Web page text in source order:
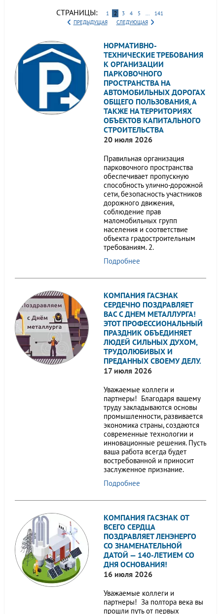
СТРАНИЦЫ: 1 2 3 4 5 ...
141
ПРЕДЫДУЩАЯ
СЛЕДУЮЩАЯ
НОРМАТИВНО-
ТЕХНИЧЕСКИЕ ТРЕБОВАНИЯ
К ОРГАНИЗАЦИИ
ПАРКОВОЧНОГО
ПРОСТРАНСТВА НА
АВТОМОБИЛЬНЫХ ДОРОГАХ
ОБЩЕГО ПОЛЬЗОВАНИЯ, А
ТАКЖЕ НА ТЕРРИТОРИЯХ
ОБЪЕКТОВ КАПИТАЛЬНОГО
СТРОИТЕЛЬСТВА
20 июля 2026
Правильная организация
парковочного пространства
обеспечивает пропускную
способность улично-дорожной
сети, безопасность участников
дорожного движения,
соблюдение прав
маломобильных групп
населения и соответствие
объекта градостроительным
требованиям. 2.
Подробнее
КОМПАНИЯ ГАСЗНАК
СЕРДЕЧНО ПОЗДРАВЛЯЕТ
ВАС С ДНЕМ МЕТАЛЛУРГА!
ЭТОТ ПРОФЕССИОНАЛЬНЫЙ
ПРАЗДНИК ОБЪЕДИНЯЕТ
ЛЮДЕЙ СИЛЬНЫХ ДУХОМ,
ТРУДОЛЮБИВЫХ И
ПРЕДАННЫХ СВОЕМУ ДЕЛУ.
17 июля 2026
Уважаемые коллеги и
партнеры! Благодаря вашему
труду закладываются основы
промышленности, развивается
экономика страны, создаются
современные технологии и
инновационные решения. Пусть
ваша работа всегда будет
востребованной и приносит
заслуженное признание.
Подробнее
КОМПАНИЯ ГАСЗНАК ОТ
ВСЕГО СЕРДЦА
ПОЗДРАВЛЯЕТ ЛЕНЭНЕРГО
СО ЗНАМЕНАТЕЛЬНОЙ
ДАТОЙ — 140-ЛЕТИЕМ СО
ДНЯ ОСНОВАНИЯ!
16 июля 2026
Уважаемые коллеги и
партнеры! За полтора века вы
прошли путь от первых